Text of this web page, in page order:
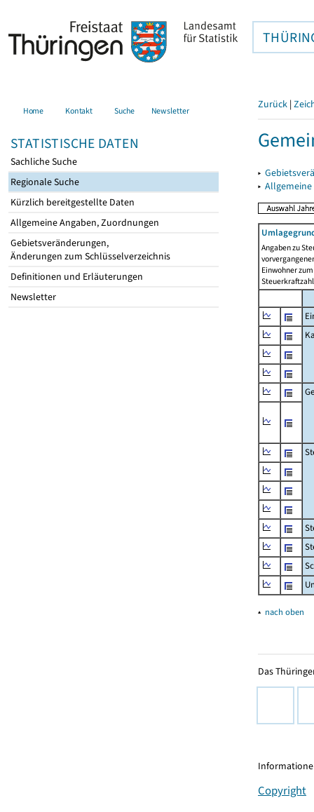
Home Kontakt Suche Newsletter
STATISTISCHE DATEN
Sachliche Suche
Regionale Suche
Kürzlich bereitgestellte Daten
Allgemeine Angaben, Zuordnungen
Gebietsveränderungen,
Änderungen zum Schlüsselverzeichnis
Definitionen und Erläuterungen
Newsletter
Zurück |
▸
▸
Angaben zu
Einwohner
▴ nach oben
Das
Copyright